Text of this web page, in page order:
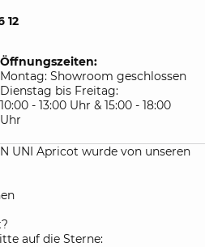
12
Öffnungszeiten:
Montag: Showroom geschlossen
Dienstag bis Freitag:
10:00 - 13:00 Uhr & 15:00 - 18:00
Uhr
UNI Apricot wurde von unseren
auf die Sterne: